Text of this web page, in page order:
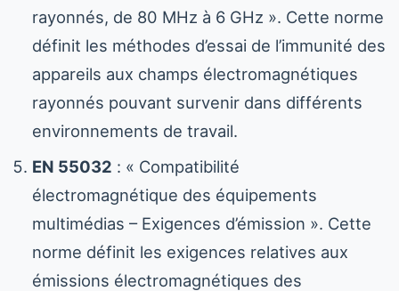
rayonnés, de 80 MHz à 6 GHz ». Cette norme
définit les méthodes d’essai de l’immunité des
appareils aux champs électromagnétiques
rayonnés pouvant survenir dans différents
environnements de travail.
EN 55032 : « Compatibilité
électromagnétique des équipements
multimédias – Exigences d’émission ». Cette
norme définit les exigences relatives aux
émissions électromagnétiques des